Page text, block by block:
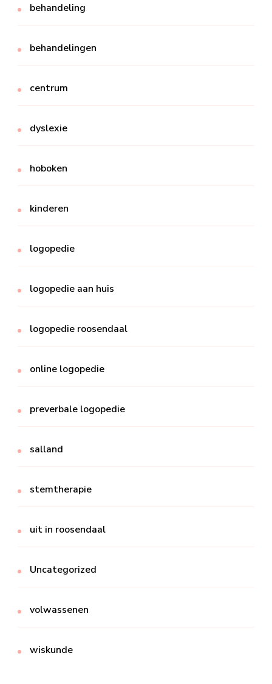
behandeling
behandelingen
centrum
dyslexie
hoboken
kinderen
logopedie
logopedie aan huis
logopedie roosendaal
online logopedie
preverbale logopedie
salland
stemtherapie
uit in roosendaal
Uncategorized
volwassenen
wiskunde